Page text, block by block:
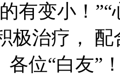
有变小！
极治疗，
各位“白友”